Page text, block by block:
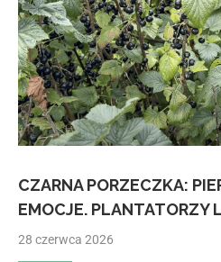
CZARNA PORZECZKA:
EMOCJE. PLANTATORZY
28 czerwca 2026